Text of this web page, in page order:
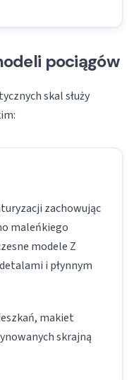
pociągów
skal służy
zachowując
maleńkiego
modele Z
i płynnym
makiet
skrajną